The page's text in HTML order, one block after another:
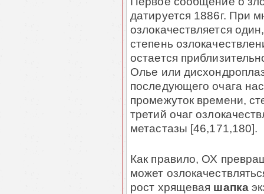
датируется 1886г. При
озлокачествляется
степень
остается
Олье или
последующего очага
промежуток времени,
третий очаг
метастазы [46,171,180].
Как правило, ОХ
может
рост хрящевая шапка